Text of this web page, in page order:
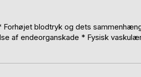
blodtryk og dets
af endeorganskade * Fysisk